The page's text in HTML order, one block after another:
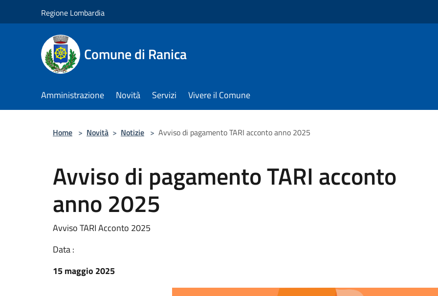
Regione Lombardia
Comune di Ranica
Amministrazione Novità Servizi Vivere il Comune
Home > Novità > Notizie > Avviso di pagamento TARI acconto anno 2025
Avviso di pagamento TARI acconto
anno 2025
Avviso TARI Acconto 2025
Data :
15 maggio 2025